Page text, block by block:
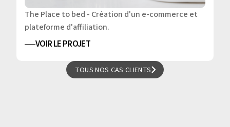
The Place to bed - Création d'un e-commerce et
plateforme d'affiliation.
VOIR LE PROJET
TOUS NOS CAS CLIENTS
TOUS NOS CAS CLIENTS